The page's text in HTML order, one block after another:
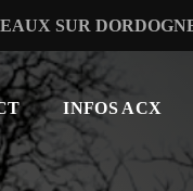
SUR
INFOS ACX